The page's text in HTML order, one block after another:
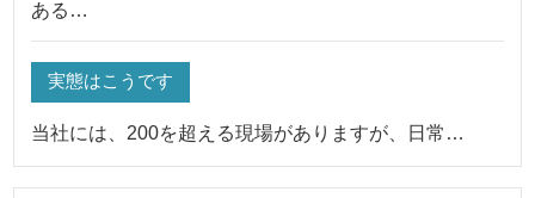
ある…
実態はこうです
当社には、200を超える現場がありますが、日常…